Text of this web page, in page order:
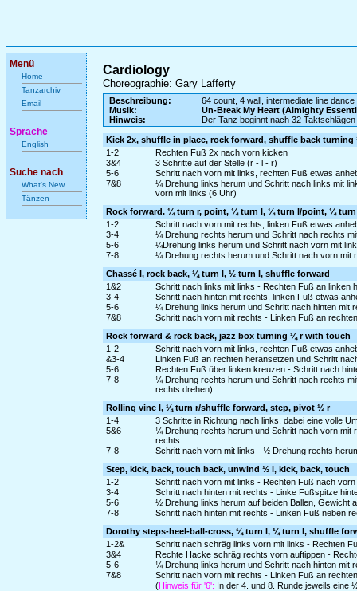
Menü
Home
Tanzarchiv
Email
Sprache
English
Suche nach
What's New
Tänzen
Cardiology
Choreographie: Gary Lafferty
Beschreibung:
64 count, 4 wall, intermediate line dance
Musik:
Un-Break My Heart (Almighty
Hinweis:
Der Tanz beginnt nach 32 Taktschlägen
Kick 2x, shuffle in place, rock forward, shuffle back turning
1-2
Rechten Fuß 2x nach vorn kicken
3&4
3 Schritte auf der Stelle (r - l - r)
5-6
Schritt nach vorn mit links, rechten Fuß etwas
7&8
¼ Drehung links herum und Schritt nach links mit
vorn mit links (6 Uhr)
Rock forward. ¼ turn r, point, ¼ turn l, ¼ turn l/point, ¼
1-2
Schritt nach vorn mit rechts, linken Fuß etwas
3-4
¼ Drehung rechts herum und Schritt nach rechts
5-6
¼Drehung links herum und Schritt nach vorn mit
7-8
¼ Drehung rechts herum und Schritt nach vorn
Chassé l, rock back, ¼ turn l, ½ turn l, shuffle forward
1&2
Schritt nach links mit links - Rechten Fuß an linken
3-4
Schritt nach hinten mit rechts, linken Fuß etwas
5-6
¼ Drehung links herum und Schritt nach hinten mit
7&8
Schritt nach vorn mit rechts - Linken Fuß an
Rock forward & rock back, jazz box turning ¼ r with touch
1-2
Schritt nach vorn mit links, rechten Fuß etwas
&3-4
Linken Fuß an rechten heransetzen und Schritt
5-6
Rechten Fuß über linken kreuzen - Schritt nach
7-8
¼ Drehung rechts herum und Schritt nach rechts
rechts drehen)
Rolling vine l, ¼ turn r/shuffle forward, step, pivot ½ r
1-4
3 Schritte in Richtung nach links, dabei eine volle
5&6
¼ Drehung rechts herum und Schritt nach vorn mit
rechts
7-8
Schritt nach vorn mit links - ½ Drehung rechts
Step, kick, back, touch back, unwind ½ l, kick, back, touch
1-2
Schritt nach vorn mit links - Rechten Fuß nach
3-4
Schritt nach hinten mit rechts - Linke Fußspitze
5-6
½ Drehung links herum auf beiden Ballen, Gewicht
7-8
Schritt nach hinten mit rechts - Linken Fuß neben
Dorothy steps-heel-ball-cross, ¼ turn l, ¼ turn l, shuffle
1-2&
Schritt nach schräg links vorn mit links - Rechten
3&4
Rechte Hacke schräg rechts vorn auftippen -
5-6
¼ Drehung links herum und Schritt nach hinten mit
7&8
Schritt nach vorn mit rechts - Linken Fuß an
(Hinweis für '6': In der 4. und 8. Runde jeweils eine